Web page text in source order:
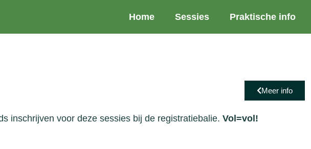
Home Sessies Praktische info
Meer info
inschrijven voor deze sessies bij de registratiebalie. Vol=vol!